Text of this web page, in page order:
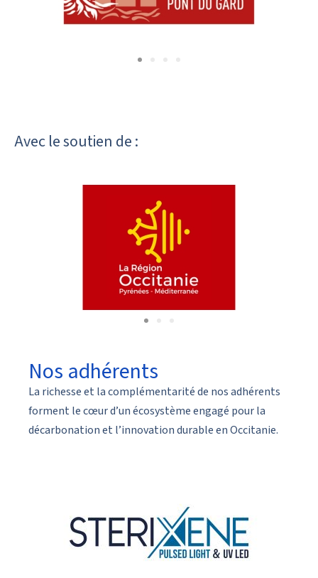
Avec le soutien de :
Nos adhérents
La richesse et la complémentarité de nos adhérents
forment le cœur d’un écosystème engagé pour la
décarbonation et l’innovation durable en Occitanie.